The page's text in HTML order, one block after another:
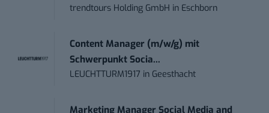
trendtours Holding GmbH in Eschborn
Content Manager (m/w/g) mit
Schwerpunkt Socia...
LEUCHTTURM1917 in Geesthacht
Marketing Manager Social Media and